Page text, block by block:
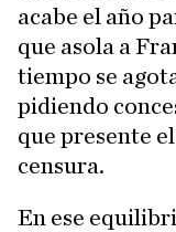
acabe el año
que asola a
tiempo se
pidiendo
que presente
censura.
En ese